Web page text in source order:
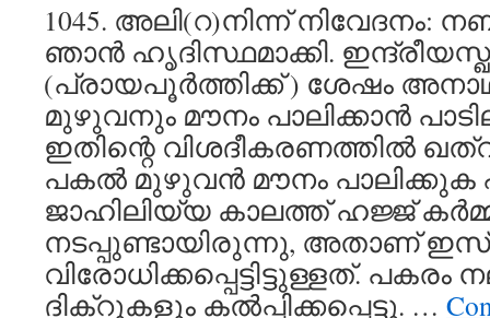
1045. അലി(റ)നിന്ന് നിവേദനം:
ഞാൻ ഹൃദിസ്ഥമാക്കി.
(പ്രായപൂർത്തിക്ക് ) ശേഷം
മുഴുവനും മൗനം പാലിക്കാൻ
ഇതിന്റെ വിശദീകരണത്തിൽ
പകൽ മുഴുവൻ മൗനം പാലിക്കുക
ജാഹിലിയ്യ കാലത്ത് ഹജ്ജ്
നടപ്പുണ്ടായിരുന്നു, അതാണ്
വിരോധിക്കപ്പെട്ടിട്ടുള്ളത്. പകരം
ദിക്‌റുകളും കൽപ്പിക്കപ്പെട്ടു. …